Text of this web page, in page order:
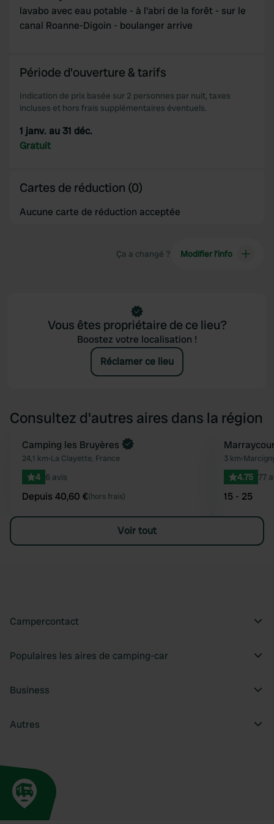
lavabo avec eau potable - à l'abri de la forêt - sur le
canal Roanne-Digoin - boulanger arrive
Période d'ouverture & tarifs
Indication de prix basée sur 2 personnes par nuit, taxes
incluses et hors frais supplémentaires éventuels.
1 janv. au 31 déc.
Gratuit
Cartes de réduction (0)
Aucune carte de réduction acceptée
Ça a changé ? Modifier l’info
Vous êtes propriétaire de ce lieu?
Boostez votre localisation !
Réclamer ce lieu
Consultez d'autres aires dans la région
Préféré
Reserve maintenant
Camping les Bruyères
24,1 km•La Clayette, France
4 6 avis
Depuis 40,60 €(hors frais)
3 km•
4.75 77
15 - 25
Voir tout
Campercontact
Populaires les aires de camping-car
Business
Autres